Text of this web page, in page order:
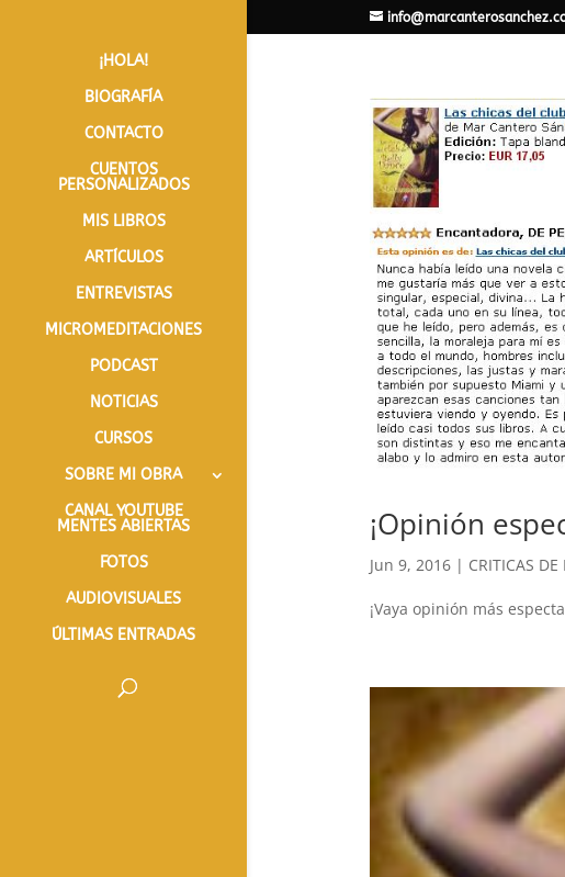
¡HOLA!
BIOGRAFÍA
CONTACTO
CUENTOS
PERSONALIZADOS
MIS LIBROS
ARTÍCULOS
ENTREVISTAS
MICROMEDITACIONES
PODCAST
NOTICIAS
CURSOS
SOBRE MI OBRA
CANAL YOUTUBE
MENTES ABIERTAS
FOTOS
AUDIOVISUALES
ÚLTIMAS ENTRADAS
¡Opinión
Jun 9, 2016| CRITICAS DE
¡Vaya opinión más